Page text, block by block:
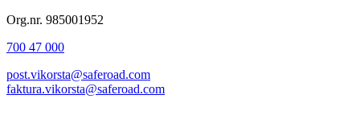
Org.nr. 985001952
700 47 000
post.vikorsta@saferoad.com
faktura.vikorsta@saferoad.com